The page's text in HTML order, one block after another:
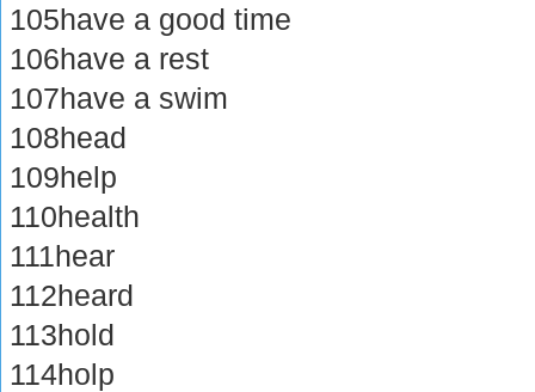
105have a good time
106have a rest
107have a swim
108head
109help
110health
111hear
112heard
113hold
114holp